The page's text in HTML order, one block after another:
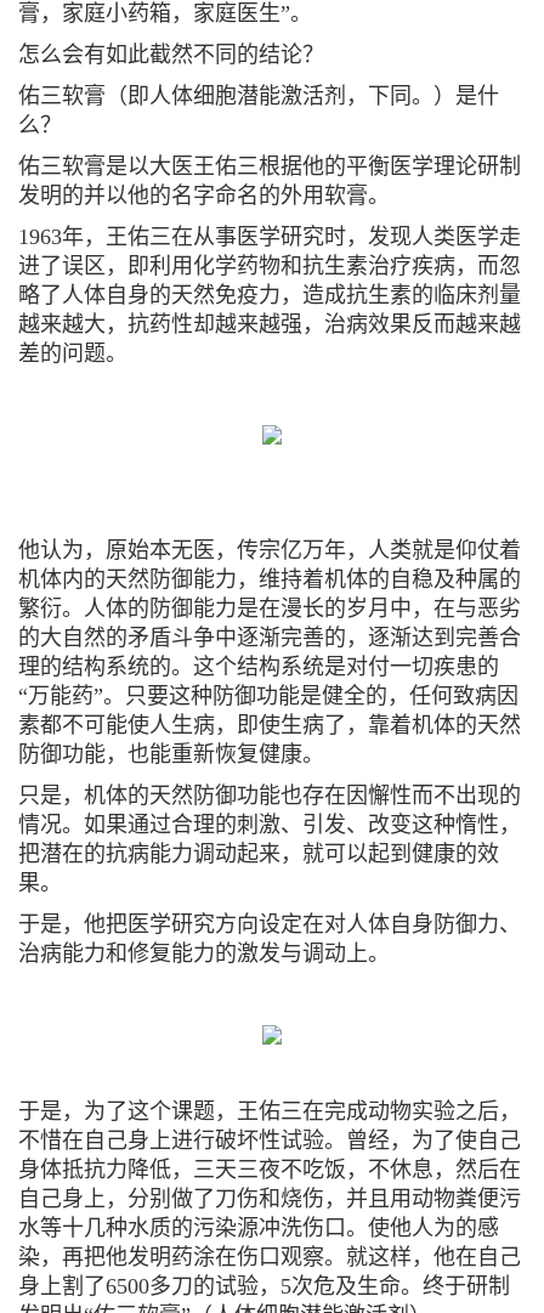
膏，家庭小药箱，家庭医生”。
怎么会有如此截然不同的结论？
佑三软膏（即人体细胞潜能激活剂，下同。）是什
么？
佑三软膏是以大医王佑三根据他的平衡医学理论研制
发明的并以他的名字命名的外用软膏。
1963年，王佑三在从事医学研究时，发现人类医学走
进了误区，即利用化学药物和抗生素治疗疾病，而忽
略了人体自身的天然免疫力，造成抗生素的临床剂量
越来越大，抗药性却越来越强，治病效果反而越来越
差的问题。
他认为，原始本无医，传宗亿万年，人类就是仰仗着
机体内的天然防御能力，维持着机体的自稳及种属的
繁衍。人体的防御能力是在漫长的岁月中，在与恶劣
的大自然的矛盾斗争中逐渐完善的，逐渐达到完善合
理的结构系统的。这个结构系统是对付一切疾患的
“万能药”。只要这种防御功能是健全的，任何致病因
素都不可能使人生病，即使生病了，靠着机体的天然
防御功能，也能重新恢复健康。
只是，机体的天然防御功能也存在因懈性而不出现的
情况。如果通过合理的刺激、引发、改变这种惰性，
把潜在的抗病能力调动起来，就可以起到健康的效
果。
于是，他把医学研究方向设定在对人体自身防御力、
治病能力和修复能力的激发与调动上。
于是，为了这个课题，王佑三在完成动物实验之后，
不惜在自己身上进行破坏性试验。曾经，为了使自己
身体抵抗力降低，三天三夜不吃饭，不休息，然后在
自己身上，分别做了刀伤和烧伤，并且用动物粪便污
水等十几种水质的污染源冲洗伤口。使他人为的感
染，再把他发明药涂在伤口观察。就这样，他在自己
身上割了6500多刀的试验，5次危及生命。终于研制